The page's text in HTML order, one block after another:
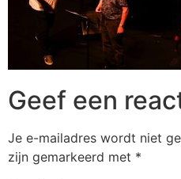
Geef een
Je e-mailadres wordt niet
zijn gemarkeerd met *